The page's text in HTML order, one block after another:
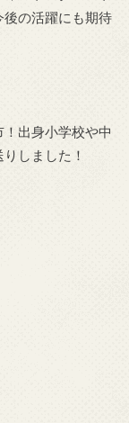
の活躍にも期待
出身小学校や中
しました！